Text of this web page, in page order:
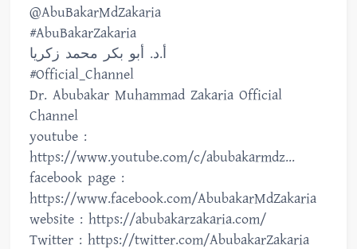
@AbuBakarMdZakaria
#AbuBakarZakaria
أ.د. أبو بكر محمد زكريا
#Official_Channel
Dr. Abubakar Muhammad Zakaria Official
Channel
youtube :
https://www.youtube.com/c/abubakarmdz...
facebook page :
https://www.facebook.com/AbubakarMdZakaria
website : https://abubakarzakaria.com/
Twitter : https://twitter.com/AbubakarZakaria